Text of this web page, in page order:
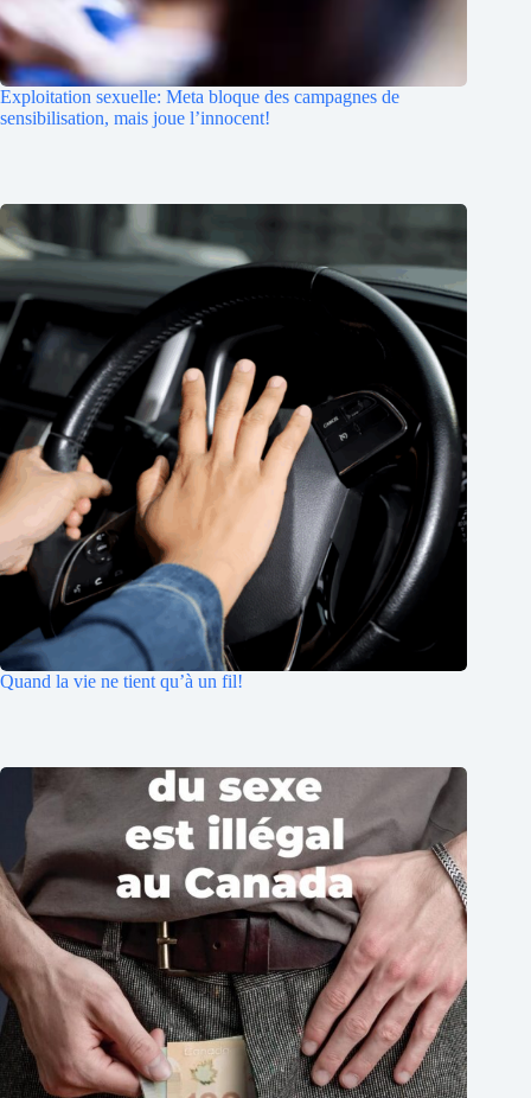
Exploitation sexuelle: Meta bloque des campagnes de
sensibilisation, mais joue l’innocent!
Quand la vie ne tient qu’à un fil!